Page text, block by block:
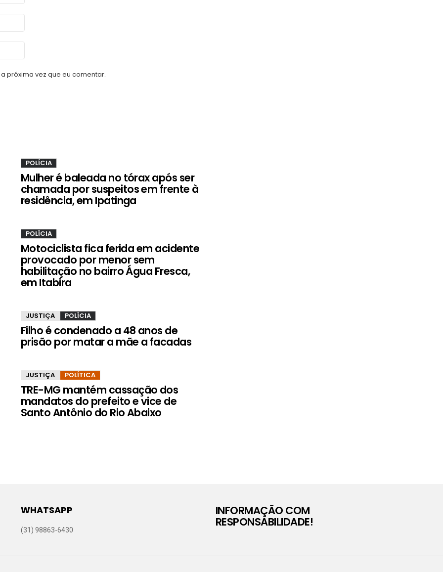
próxima vez que eu comentar.
POLÍCIA
Mulher é baleada no tórax após ser
chamada por suspeitos em frente à
residência, em Ipatinga
POLÍCIA
Motociclista fica ferida em acidente
provocado por menor sem
habilitação no bairro Água Fresca,
em Itabira
JUSTIÇA POLÍCIA
Filho é condenado a 48 anos de
prisão por matar a mãe a facadas
JUSTIÇA POLÍTICA
TRE-MG mantém cassação dos
mandatos do prefeito e vice de
Santo Antônio do Rio Abaixo
WHATSAPP
(31) 98863-6430
INFORMAÇÃO COM
RESPONSABILIDADE!